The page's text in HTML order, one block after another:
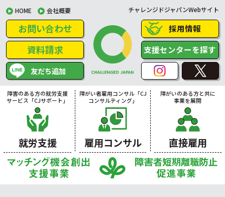
HOME 会社概要 チャレンジドジャパンWebサイト
お問い合わせ
資料請求
友だち追加
採用情報
支援センターを探す
障害のある方の就労支援
サービス「CJサポート」
就労支援
障がい者雇用コンサル「CJ
コンサルティング」
雇用コンサル
障がいのある方と共に
事業を展開
直接雇用